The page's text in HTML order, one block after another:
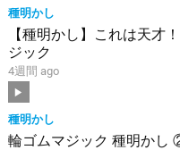
種明かし
【種明かし】これは天才
ジック
4週間 ago
種明かし
輪ゴムマジック 種明かし